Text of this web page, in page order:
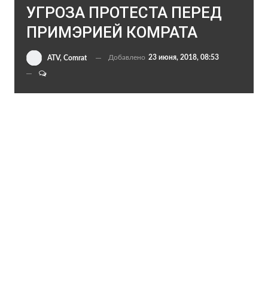
УГРОЗА ПРОТЕСТА ПЕРЕД
ПРИМЭРИЕЙ КОМРАТА
ATV, Comrat Добавлено 23 июня, 2018, 08:53